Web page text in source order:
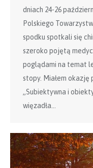
dniach 24-26
Polskiego
spodku spotkali się
szeroko pojętą
poglądami na temat
stopy. Miałem
„Subiektywna i
więzadła…